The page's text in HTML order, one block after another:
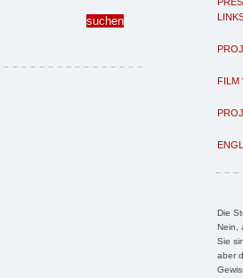
FILM
Die
Nein,
Sie
aber